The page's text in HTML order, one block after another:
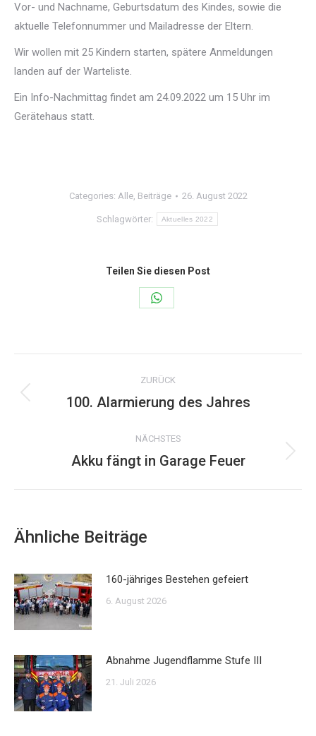
Vor- und Nachname, Geburtsdatum des Kindes, sowie die
aktuelle Telefonnummer und Mailadresse der Eltern.
Wir wollen mit 25 Kindern starten, spätere Anmeldungen
landen auf der Warteliste.
Ein Info-Nachmittag findet am 24.09.2022 um 15 Uhr im
Gerätehaus statt.
Categories: Alle, Beiträge 26. August 2022
Schlagwörter: Aktuelles 2022
Teilen Sie diesen Post
Share
WhatsApp
Kommentarnavigation
ZURÜCK
Vorheriger
100. Alarmierung des Jahres
NÄCHSTES
Nächster
Akku fängt in Garage Feuer
Ähnliche Beiträge
160-jähriges Bestehen gefeiert
6. August 2026
Abnahme Jugendflamme Stufe III
21. Juli 2026